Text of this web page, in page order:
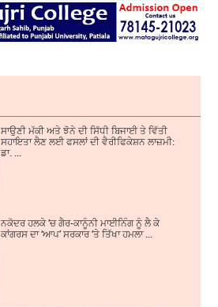
ਸਾਉਣੀ ਮੱਕੀ ਅਤੇ ਝੋਨੇ ਦੀ ਸਿੱਧੀ ਬਿਜਾਈ ਤੇ ਵਿੱਤੀ
ਸਹਾਇਤਾ ਲੈਣ ਲਈ ਫਸਲਾਂ ਦੀ ਵੈਰੀਫਿਕੇਸ਼ਨ ਲਾਜ਼ਮੀ:
ਡਾ. ...
ਨਕੋਦਰ ਹਲਕੇ ’ਚ ਗੈਰ-ਕਾਨੂੰਨੀ ਮਾਈਨਿੰਗ ਨੂੰ ਲੈ ਕੇ
ਕਾਂਗਰਸ ਦਾ ‘ਆਪ’ ਸਰਕਾਰ ’ਤੇ ਤਿੱਖਾ ਹਮਲਾ ...